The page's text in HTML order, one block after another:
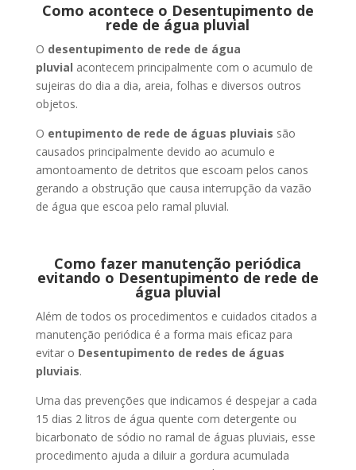
Como acontece o Desentupimento de
rede de água pluvial
O desentupimento de rede de água
pluvial acontecem principalmente com o acumulo de
sujeiras do dia a dia, areia, folhas e diversos outros
objetos.
O entupimento de rede de águas pluviais são
causados principalmente devido ao acumulo e
amontoamento de detritos que escoam pelos canos
gerando a obstrução que causa interrupção da vazão
de água que escoa pelo ramal pluvial.
Como fazer manutenção periódica
evitando o Desentupimento de rede de
água pluvial
Além de todos os procedimentos e cuidados citados a
manutenção periódica é a forma mais eficaz para
evitar o Desentupimento de redes de águas
pluviais.
Uma das prevenções que indicamos é despejar a cada
15 dias 2 litros de água quente com detergente ou
bicarbonato de sódio no ramal de águas pluviais, esse
procedimento ajuda a diluir a gordura acumulada